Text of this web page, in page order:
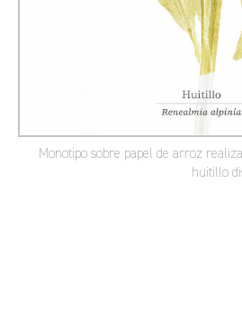
Monotipo sobre papel de arroz
huitillo